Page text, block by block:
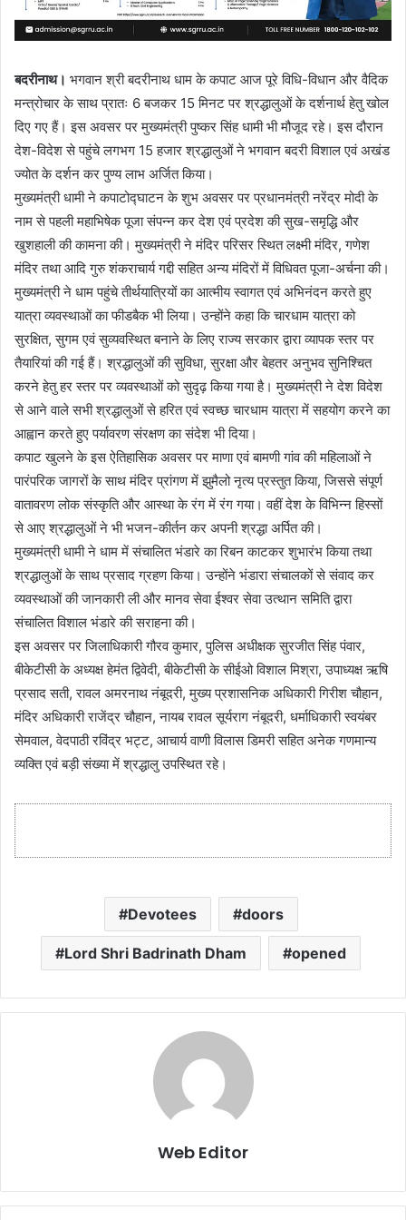
बदरीनाथ। भगवान श्री बदरीनाथ धाम के कपाट आज पूरे विधि-विधान और वैदिक
मन्त्रोचार के साथ प्रातः 6 बजकर 15 मिनट पर श्रद्धालुओं के दर्शनार्थ हेतु खोल
दिए गए हैं। इस अवसर पर मुख्यमंत्री पुष्कर सिंह धामी भी मौजूद रहे। इस दौरान
देश-विदेश से पहुंचे लगभग 15 हजार श्रद्धालुओं ने भगवान बदरी विशाल एवं अखंड
ज्योत के दर्शन कर पुण्य लाभ अर्जित किया।
मुख्यमंत्री धामी ने कपाटोद्घाटन के शुभ अवसर पर प्रधानमंत्री नरेंद्र मोदी के
नाम से पहली महाभिषेक पूजा संपन्न कर देश एवं प्रदेश की सुख-समृद्धि और
खुशहाली की कामना की। मुख्यमंत्री ने मंदिर परिसर स्थित लक्ष्मी मंदिर, गणेश
मंदिर तथा आदि गुरु शंकराचार्य गद्दी सहित अन्य मंदिरों में विधिवत पूजा-अर्चना की।
मुख्यमंत्री ने धाम पहुंचे तीर्थयात्रियों का आत्मीय स्वागत एवं अभिनंदन करते हुए
यात्रा व्यवस्थाओं का फीडबैक भी लिया। उन्होंने कहा कि चारधाम यात्रा को
सुरक्षित, सुगम एवं सुव्यवस्थित बनाने के लिए राज्य सरकार द्वारा व्यापक स्तर पर
तैयारियां की गई हैं। श्रद्धालुओं की सुविधा, सुरक्षा और बेहतर अनुभव सुनिश्चित
करने हेतु हर स्तर पर व्यवस्थाओं को सुदृढ़ किया गया है। मुख्यमंत्री ने देश विदेश
से आने वाले सभी श्रद्धालुओं से हरित एवं स्वच्छ चारधाम यात्रा में सहयोग करने का
आह्वान करते हुए पर्यावरण संरक्षण का संदेश भी दिया।
कपाट खुलने के इस ऐतिहासिक अवसर पर माणा एवं बामणी गांव की महिलाओं ने
पारंपरिक जागरों के साथ मंदिर प्रांगण में झुमैलो नृत्य प्रस्तुत किया, जिससे संपूर्ण
वातावरण लोक संस्कृति और आस्था के रंग में रंग गया। वहीं देश के विभिन्न हिस्सों
से आए श्रद्धालुओं ने भी भजन-कीर्तन कर अपनी श्रद्धा अर्पित की।
मुख्यमंत्री धामी ने धाम में संचालित भंडारे का रिबन काटकर शुभारंभ किया तथा
श्रद्धालुओं के साथ प्रसाद ग्रहण किया। उन्होंने भंडारा संचालकों से संवाद कर
व्यवस्थाओं की जानकारी ली और मानव सेवा ईश्वर सेवा उत्थान समिति द्वारा
संचालित विशाल भंडारे की सराहना की।
इस अवसर पर जिलाधिकारी गौरव कुमार, पुलिस अधीक्षक सुरजीत सिंह पंवार,
बीकेटीसी के अध्यक्ष हेमंत द्विवेदी, बीकेटीसी के सीईओ विशाल मिश्रा, उपाध्यक्ष ऋषि
प्रसाद सती, रावल अमरनाथ नंबूदरी, मुख्य प्रशासनिक अधिकारी गिरीश चौहान,
मंदिर अधिकारी राजेंद्र चौहान, नायब रावल सूर्यराग नंबूदरी, धर्माधिकारी स्वयंबर
सेमवाल, वेदपाठी रविंद्र भट्ट, आचार्य वाणी विलास डिमरी सहित अनेक गणमान्य
व्यक्ति एवं बड़ी संख्या में श्रद्धालु उपस्थित रहे।
Devotees doors
Lord Shri Badrinath Dham opened
Web Editor